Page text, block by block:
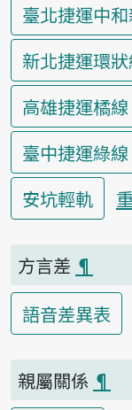
臺北捷運中
新北捷運環
高雄捷運橘線
臺中捷運綠線
安坑輕軌
方言差 ¶
語音差異表
親屬關係 ¶